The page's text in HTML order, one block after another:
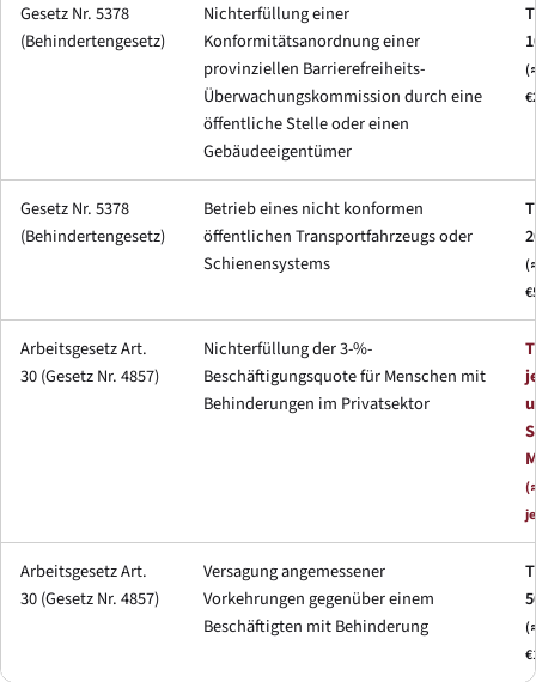
Gesetz Nr. 5378
(Behindertengesetz)
Nichterfüllung einer
Konformitätsanordnung einer
provinziellen Barrierefreiheits-
Überwachungskommission durch eine
öffentliche Stelle oder einen
Gebäudeeigentümer
Gesetz Nr. 5378
(Behindertengesetz)
Betrieb eines nicht konformen
öffentlichen Transportfahrzeugs oder
Schienensystems
Arbeitsgesetz Art.
30 (Gesetz Nr. 4857)
Nichterfüllung der 3-%-
Beschäftigungsquote für Menschen mit
Behinderungen im Privatsektor
Arbeitsgesetz Art.
30 (Gesetz Nr. 4857)
Versagung angemessener
Vorkehrungen gegenüber einem
Beschäftigten mit Behinderung